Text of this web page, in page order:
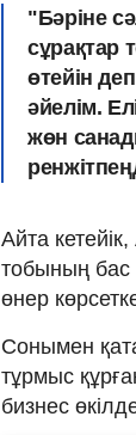
"Бәріне
сұрақтар
өтейін
әйелім.
жөн
Айта
тобының бас
өнер
Сонымен
тұрмыс
бизнес